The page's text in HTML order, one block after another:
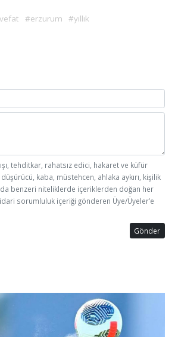
#erzurum #yıllık
tehditkar, rahatsız edici, hakaret ve küfür
düşürücü, kaba, müstehcen, ahlaka aykırı, kişilik
benzeri niteliklerde içeriklerden doğan her
sorumluluk içeriği gönderen Üye/Üyeler’e
Gönder